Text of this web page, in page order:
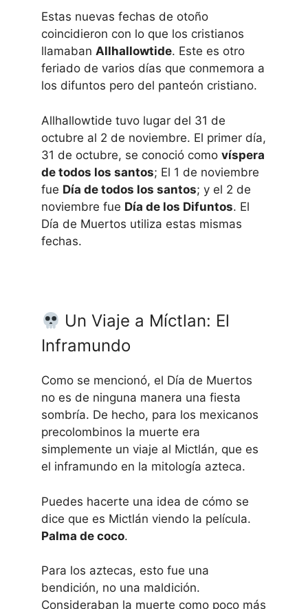
Estas nuevas fechas de otoño
coincidieron con lo que los cristianos
llamaban Allhallowtide. Este es otro
feriado de varios días que conmemora a
los difuntos pero del panteón cristiano.
Allhallowtide tuvo lugar del 31 de
octubre al 2 de noviembre. El primer día,
31 de octubre, se conoció como víspera
de todos los santos; El 1 de noviembre
fue Día de todos los santos; y el 2 de
noviembre fue Día de los Difuntos. El
Día de Muertos utiliza estas mismas
fechas.
Un Viaje a Míctlan: El
Inframundo
Como se mencionó, el Día de Muertos
no es de ninguna manera una fiesta
sombría. De hecho, para los mexicanos
precolombinos la muerte era
simplemente un viaje al Mictlán, que es
el inframundo en la mitología azteca.
Puedes hacerte una idea de cómo se
dice que es Mictlán viendo la película.
Palma de coco.
Para los aztecas, esto fue una
bendición, no una maldición.
Consideraban la muerte como poco más